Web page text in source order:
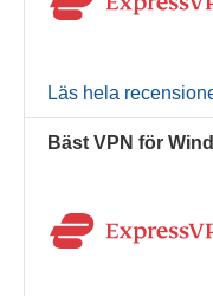
Läs hela
Bäst VPN för